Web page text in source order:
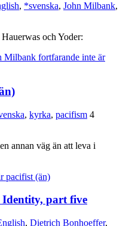
, *svenska, John Milbank,
och Yoder:
fortfarande inte är
, kyrka, pacifism 4
annan väg än att leva i
pacifist (än)
Identity, part five
, Dietrich Bonhoeffer,